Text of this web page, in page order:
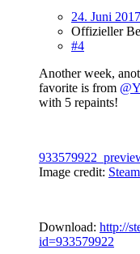
24. Juni 2017
Offizieller
#4
Another week,
favorite is from
with 5 repaints!
Image credit: Steam
Download: http://
id=933579922